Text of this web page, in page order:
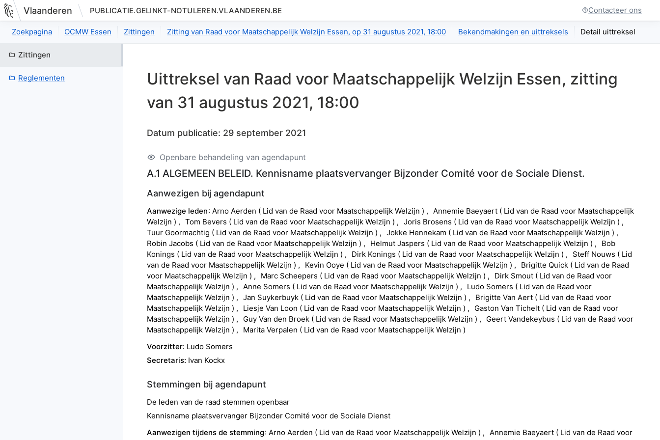
Nieuwe pagina: bestuurseenheid.zittingen.zitting.uittreksels.detail.index
Vlaanderen PUBLICATIE.GELINKT-NOTULEREN.VLAANDEREN.BE Contacteer ons
Zoekpagina OCMW Essen Zittingen Zitting van Raad voor Maatschappelijk Welzijn Essen, op 31 augustus 2021, 18:00 Bekendmakingen en uittreksels Detail uittreksel
Zittingen
Reglementen Uittreksel van Raad voor Maatschappelijk Welzijn Essen, zitting
van 31 augustus 2021, 18:00
Datum publicatie: 29 september 2021
Openbare behandeling van agendapunt
A.1 ALGEMEEN BELEID. Kennisname plaatsvervanger Bijzonder Comité voor de Sociale Dienst.
Aanwezigen bij agendapunt
Aanwezige leden Arno Aerden ( Lid van de Raad voor Maatschappelijk Welzijn ) Annemie Baeyaert ( Lid van de Raad voor Maatschappelijk
Welzijn ) Tom Bevers ( Lid van de Raad voor Maatschappelijk Welzijn ) Joris Brosens ( Lid van de Raad voor Maatschappelijk Welzijn )
Tuur Goormachtig ( Lid van de Raad voor Maatschappelijk Welzijn ) Jokke Hennekam ( Lid van de Raad voor Maatschappelijk Welzijn )
Robin Jacobs ( Lid van de Raad voor Maatschappelijk Welzijn ) Helmut Jaspers ( Lid van de Raad voor Maatschappelijk Welzijn )
Bob
Konings ( Lid van de Raad voor Maatschappelijk Welzijn ) Dirk Konings ( Lid van de Raad voor Maatschappelijk Welzijn ) Steff Nouws ( Lid
van de Raad voor Maatschappelijk Welzijn ) Kevin Ooye ( Lid van de Raad voor Maatschappelijk Welzijn ) Brigitte Quick ( Lid van de Raad
voor Maatschappelijk Welzijn ) Marc Scheepers ( Lid van de Raad voor Maatschappelijk Welzijn ) Dirk Smout ( Lid van de Raad voor
Maatschappelijk Welzijn ) Anne Somers ( Lid van de Raad voor Maatschappelijk Welzijn ) Ludo Somers ( Lid van de Raad voor
Maatschappelijk Welzijn ) Jan Suykerbuyk ( Lid van de Raad voor Maatschappelijk Welzijn ) Brigitte Van Aert ( Lid van de Raad voor
Maatschappelijk Welzijn ) Liesje Van Loon ( Lid van de Raad voor Maatschappelijk Welzijn ) Gaston Van Tichelt ( Lid van de Raad voor
Maatschappelijk Welzijn ) Guy Van den Broek ( Lid van de Raad voor Maatschappelijk Welzijn ) Geert Vandekeybus ( Lid van de Raad voor
Maatschappelijk Welzijn ) Marita Verpalen ( Lid van de Raad voor Maatschappelijk Welzijn )
Voorzitter: Ludo Somers
Secretaris: Ivan Kockx
Stemmingen bij agendapunt
De leden van de raad stemmen openbaar
Kennisname plaatsvervanger Bijzonder Comité voor de Sociale Dienst
Aanwezigen tijdens de stemming Arno Aerden ( Lid van de Raad voor Maatschappelijk Welzijn ) Annemie Baeyaert ( Lid van de Raad voor